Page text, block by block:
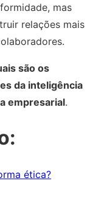
mas
relações mais
são os
da inteligência
empresarial.
ética?